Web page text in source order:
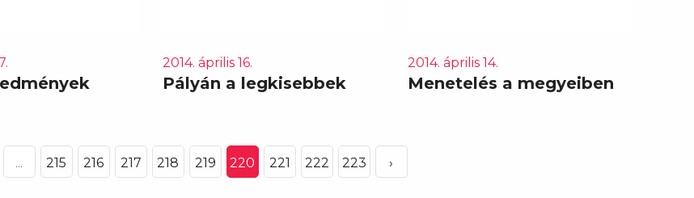
2014. április 16.
Pályán a legkisebbek
2014. április 14.
Menetelés a megyeiben
... 215 216 217 218 219 220 221 222 223 ›